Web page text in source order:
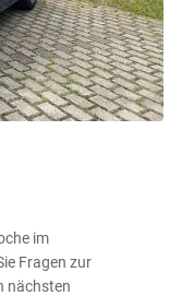
im
Fragen zur
nächsten